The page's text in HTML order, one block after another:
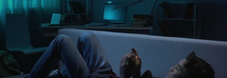
Rodzina (nie od) święta